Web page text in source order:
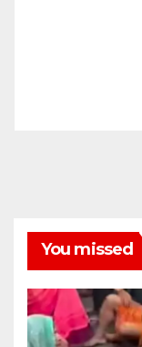
You missed